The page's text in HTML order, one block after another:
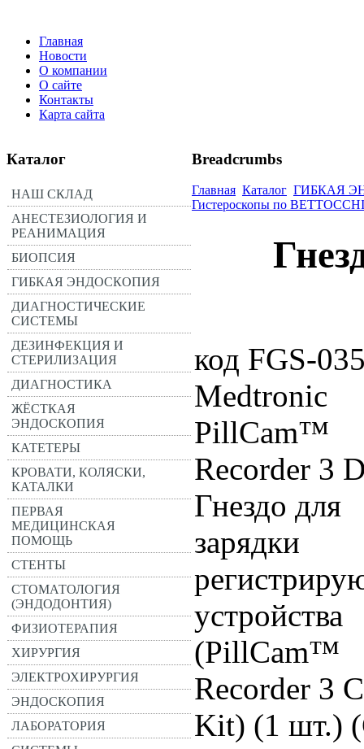
Главная
Новости
О компании
О сайте
Контакты
Карта сайта
Каталог
НАШ СКЛАД
АНЕСТЕЗИОЛОГИЯ И
РЕАНИМАЦИЯ
БИОПСИЯ
ГИБКАЯ ЭНДОСКОПИЯ
ДИАГНОСТИЧЕСКИЕ
СИСТЕМЫ
ДЕЗИНФЕКЦИЯ И
СТЕРИЛИЗАЦИЯ
ДИАГНОСТИКА
ЖЁСТКАЯ
ЭНДОСКОПИЯ
КАТЕТЕРЫ
КРОВАТИ, КОЛЯСКИ,
КАТАЛКИ
ПЕРВАЯ
МЕДИЦИНСКАЯ
ПОМОЩЬ
СТЕНТЫ
СТОМАТОЛОГИЯ
(ЭНДОДОНТИЯ)
ФИЗИОТЕРАПИЯ
ХИРУРГИЯ
ЭЛЕКТРОХИРУРГИЯ
ЭНДОСКОПИЯ
ЛАБОРАТОРИЯ
Breadcrumbs
Главная Каталог ГИБКАЯ
Гистероскопы по
код FGS-
Medtronic
PillCam™
Recorder 3
Гнездо для
зарядки
устройства
(PillCam™
Recorder 3
Kit) (1